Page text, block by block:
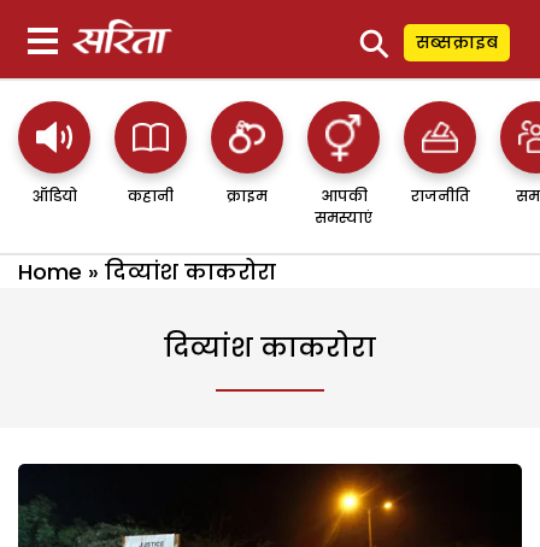
⚲ सब्सक्राइब
ऑडियो कहानी क्राइम
आपकी
समस्याएं
राजनीति
Home » दिव्यांश काकरोरा
दिव्यांश काकरोरा